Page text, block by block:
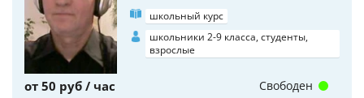
школьный курс
школьники 2-9 класса, студенты,
взрослые
от 50 руб / час Свободен